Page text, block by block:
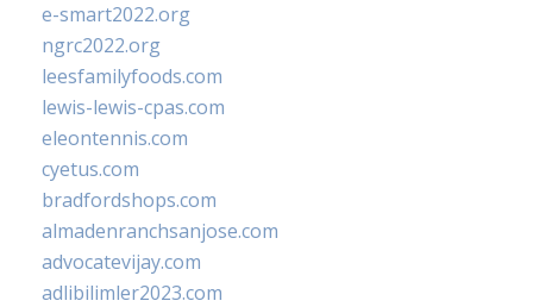
e-smart2022.org
ngrc2022.org
leesfamilyfoods.com
lewis-lewis-cpas.com
eleontennis.com
cyetus.com
bradfordshops.com
almadenranchsanjose.com
advocatevijay.com
adlibilimler2023.com